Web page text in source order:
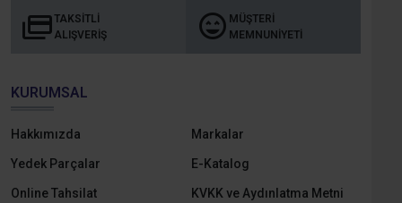
TAKSITLI
ALIŞVERIŞ
MÜŞTERI
MEMNUNIYETI
KURUMSAL
Hakkımızda Markalar
Yedek Parçalar E-Katalog
Online Tahsilat KVKK ve Aydınlatma Metni